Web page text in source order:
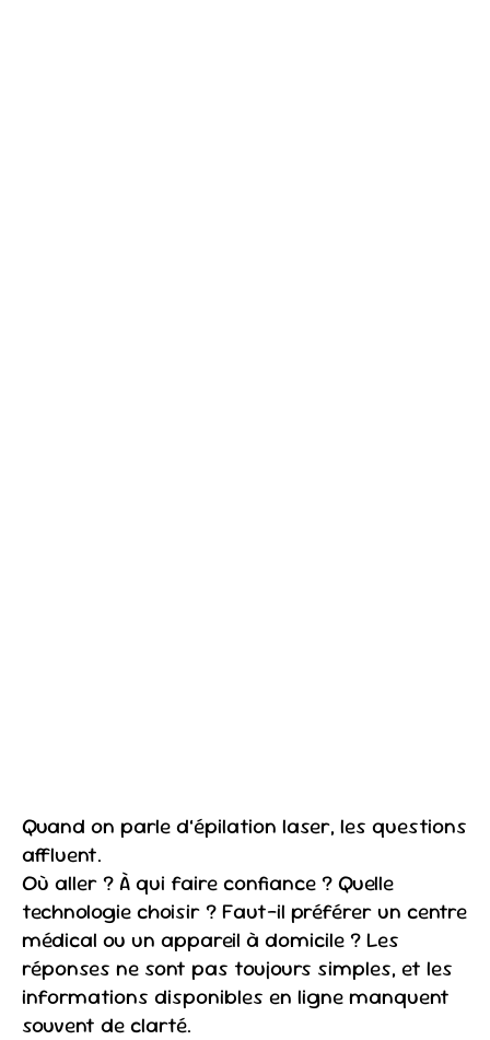
Quand on parle d’épilation laser, les questions
affluent.
Où aller ? À qui faire confiance ? Quelle
technologie choisir ? Faut-il préférer un centre
médical ou un appareil à domicile ? Les
réponses ne sont pas toujours simples, et les
informations disponibles en ligne manquent
souvent de clarté.